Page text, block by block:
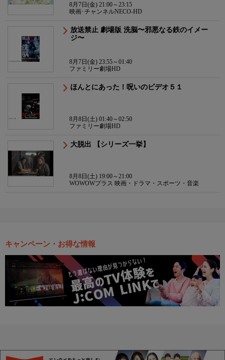
8月7日(金) 21:00～23:15
映画･チャンネルNECO-HD
放送禁止 劇場版 洗脳〜邪悪なる鉄のイメー
ジ〜
8月7日(金) 23:55～01:40
ファミリー劇場HD
ほんとにあった！呪いのビデオ５１
8月8日(土) 01:40～02:50
ファミリー劇場HD
大脱出 【シリーズ一挙】
8月8日(土) 19:00～21:00
WOWOWプラス 映画・ドラマ・スポーツ・音楽
キャンペーン・お得な情報